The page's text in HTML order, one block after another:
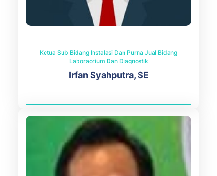
Ketua Sub Bidang Instalasi Dan Purna Jual Bidang
Laboraorium Dan Diagnostik
Irfan Syahputra, SE